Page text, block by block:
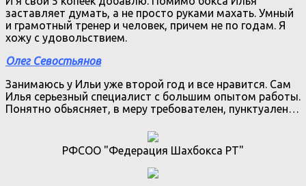
заставляет думать, а не просто руками махать. Умный
и грамотный тренер и человек, причем не по годам. Я
хожу с удовольствием.
Олег Севостьянов
Занимаюсь у Ильи уже второй год и все нравится. Сам
Илья серьезный специалист с большим опытом работы.
Понятно обьясняет, в меру требователен, пунктуален…
РФСОО "Федерация Шахбокса РТ"